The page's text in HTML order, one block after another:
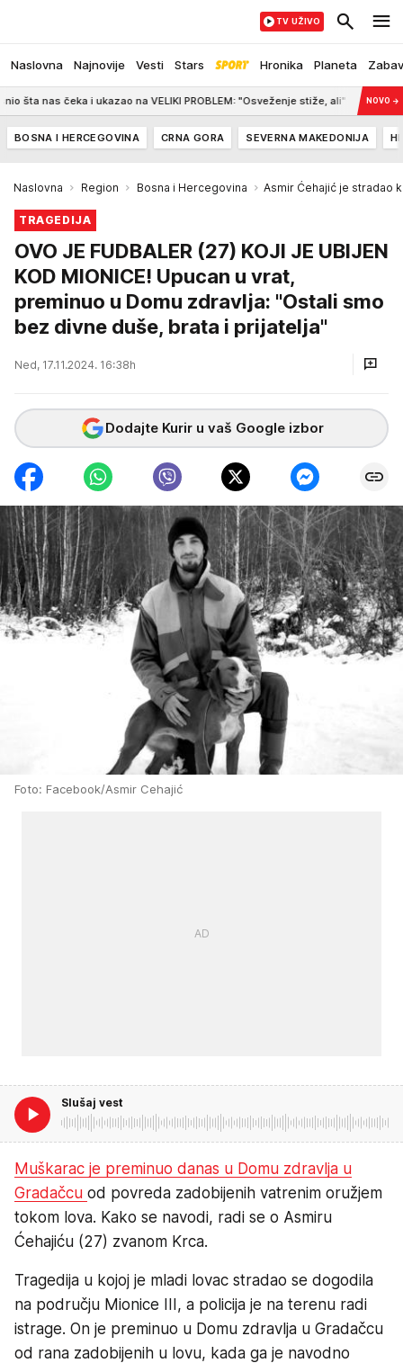
Naslovna Najnovije Vesti Stars Hronika Planeta
TV UŽIVO
nas čeka i ukazao na VELIKI PROBLEM: "Osveženje stiže, ali" 6:42 NOVO →
BOSNA I HERCEGOVINA CRNA GORA SEVERNA MAKEDONIJA
Naslovna Region Bosna i Hercegovina Asmir Ćehajić je stradao
TRAGEDIJA
OVO JE FUDBALER (27) KOJI JE UBIJEN
KOD MIONICE! Upucan u vrat,
preminuo u Domu zdravlja: "Ostali smo
bez divne duše, brata i prijatelja"
Ned, 17.11.2024. 16:38h
Dodajte Kurir u vaš Google izbor
Foto: Facebook/Asmir Cehajić
Slušaj vest
Muškarac je preminuo danas u Domu zdravlja u
Gradačcu od povreda zadobijenih vatrenim oružjem
tokom lova. Kako se navodi, radi se o Asmiru
Ćehajiću (27) zvanom Krca.
Tragedija u kojoj je mladi lovac stradao se dogodila
na području Mionice III, a policija je na terenu radi
istrage. On je preminuo u Domu zdravlja u Gradačcu
od rana zadobijenih u lovu, kada ga je navodno